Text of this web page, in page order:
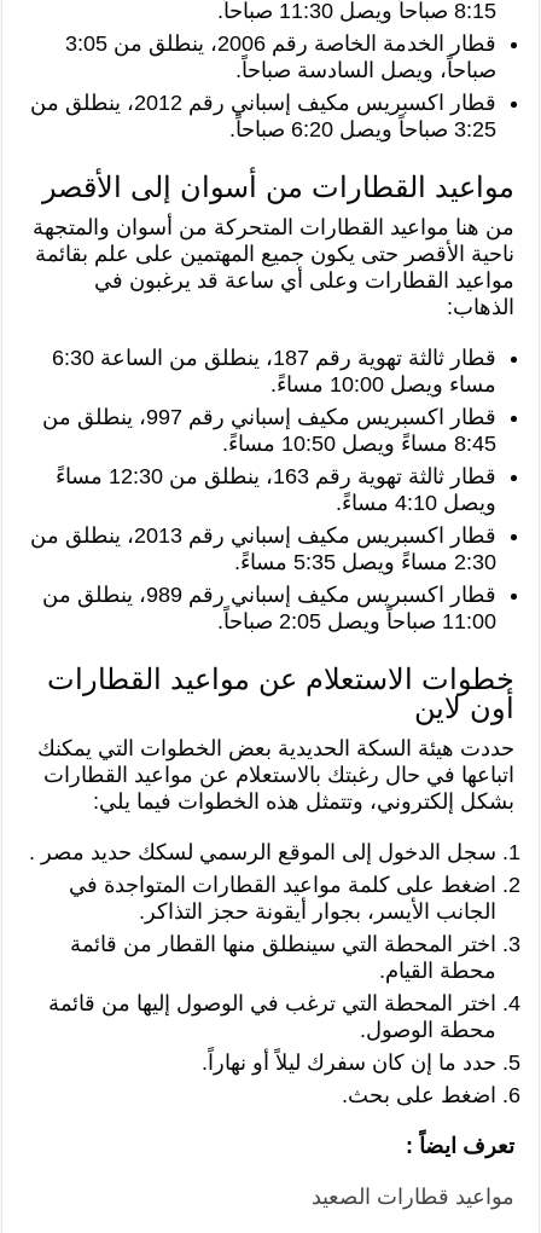
8:15 صباحاً ويصل 11:30 صباحاً.
قطار الخدمة الخاصة رقم 2006، ينطلق من 3:05
صباحاً، ويصل السادسة صباحاً.
قطار اكسبريس مكيف إسباني رقم 2012، ينطلق من
3:25 صباحاً ويصل 6:20 صباحاً.
مواعيد القطارات من أسوان إلى الأقصر
من هنا مواعيد القطارات المتحركة من أسوان والمتجهة
ناحية الأقصر حتى يكون جميع المهتمين على علم بقائمة
مواعيد القطارات وعلى أي ساعة قد يرغبون في
الذهاب:
قطار ثالثة تهوية رقم 187، ينطلق من الساعة 6:30
مساء ويصل 10:00 مساءً.
قطار اكسبريس مكيف إسباني رقم 997، ينطلق من
8:45 مساءً ويصل 10:50 مساءً.
قطار ثالثة تهوية رقم 163، ينطلق من 12:30 مساءً
ويصل 4:10 مساءً.
قطار اكسبريس مكيف إسباني رقم 2013، ينطلق من
2:30 مساءً ويصل 5:35 مساءً.
قطار اكسبريس مكيف إسباني رقم 989، ينطلق من
11:00 صباحاً ويصل 2:05 صباحاً.
خطوات الاستعلام عن مواعيد القطارات
أون لاين
حددت هيئة السكة الحديدية بعض الخطوات التي يمكنك
اتباعها في حال رغبتك بالاستعلام عن مواعيد القطارات
بشكل إلكتروني، وتتمثل هذه الخطوات فيما يلي:
سجل الدخول إلى الموقع الرسمي لسكك حديد مصر .
اضغط على كلمة مواعيد القطارات المتواجدة في
الجانب الأيسر، بجوار أيقونة حجز التذاكر.
اختر المحطة التي سينطلق منها القطار من قائمة
محطة القيام.
اختر المحطة التي ترغب في الوصول إليها من قائمة
محطة الوصول.
حدد ما إن كان سفرك ليلاً أو نهاراً.
اضغط على بحث.
تعرف ايضاً :
مواعيد قطارات الصعيد